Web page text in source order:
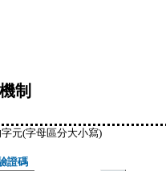
制
元(字母區分大小寫)
證碼